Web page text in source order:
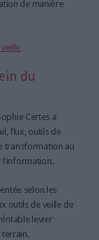
de manière
du
Certes a
flux, outils de
transformation au
selon les
outils de veille de
levier
terrain.